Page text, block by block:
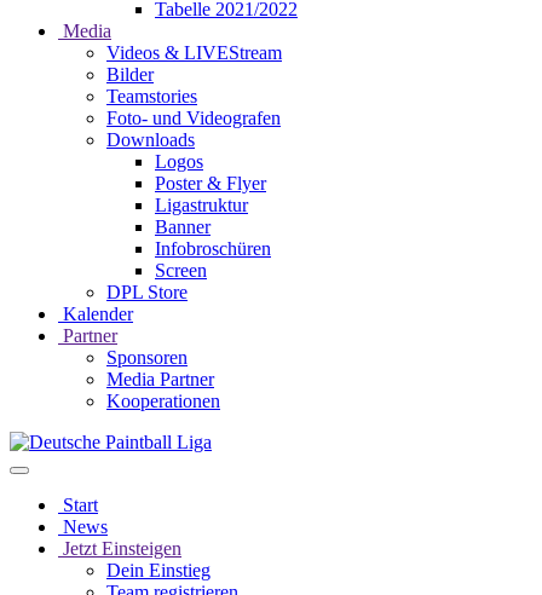
Tabelle 2021/2022
Media
Videos & LIVEStream
Bilder
Teamstories
Foto- und Videografen
Downloads
Logos
Poster & Flyer
Ligastruktur
Banner
Infobroschüren
Screen
DPL Store
Kalender
Partner
Sponsoren
Media Partner
Kooperationen
Start
News
Jetzt Einsteigen
Dein Einstieg